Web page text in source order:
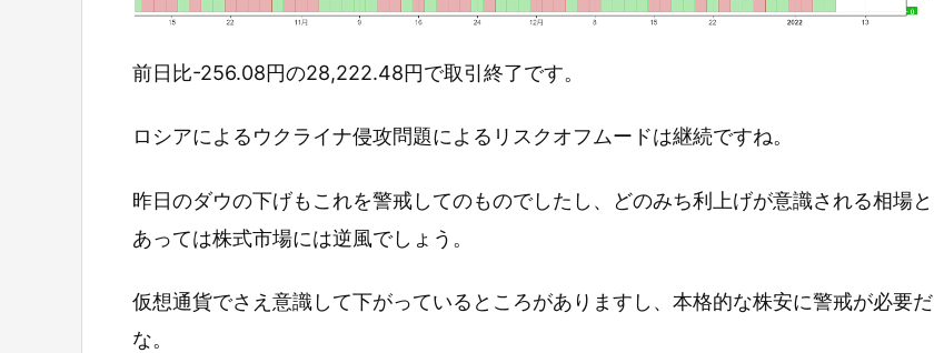
前日比-256.08円の28,222.48円で取引終了です。
ロシアによるウクライナ侵攻問題によるリスクオフムードは継続ですね。
昨日のダウの下げもこれを警戒してのものでしたし、どのみち利上げが意識される相場と
あっては株式市場には逆風でしょう。
仮想通貨でさえ意識して下がっているところがありますし、本格的な株安に警戒が必要だ
な。